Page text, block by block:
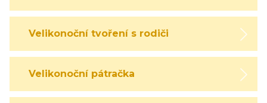
Velikonoční tvoření s rodiči
Velikonoční pátračka